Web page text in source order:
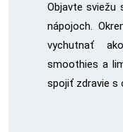
Objavte sviežu
nápojoch.
vychutnať
smoothies a
spojiť zdravie s